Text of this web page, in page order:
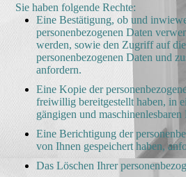
Sie haben folgende Rechte:
Eine Bestätigung, ob und
personenbezogenen Daten
werden, sowie den Zugriff auf
personenbezogenen Daten und
anfordern.
Eine Kopie der
freiwillig bereitgestellt haben, in
gängigen und
Eine Berichtigung der
von Ihnen gespeichert haben,
Das Löschen Ihrer